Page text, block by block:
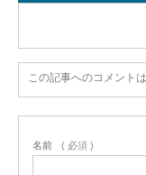
この記事へのコメント
名前 ( 必須 )